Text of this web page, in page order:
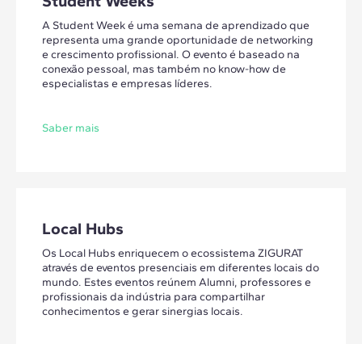
A Student Week é uma semana de aprendizado que
representa uma grande oportunidade de networking
e crescimento profissional. O evento é baseado na
conexão pessoal, mas também no know-how de
especialistas e empresas líderes.
Saber mais
Local Hubs
Os Local Hubs enriquecem o ecossistema ZIGURAT
através de eventos presenciais em diferentes locais do
mundo. Estes eventos reúnem Alumni, professores e
profissionais da indústria para compartilhar
conhecimentos e gerar sinergias locais.